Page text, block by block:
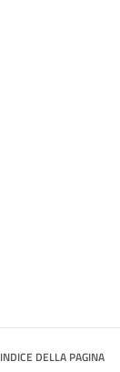
INDICE DELLA PAGINA